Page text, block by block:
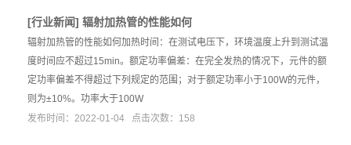
[行业新闻] 辐射加热管的性能如何
辐射加热管的性能如何加热时间：在测试电压下，环境温度上升到测试温
度时间应不超过15min。额定功率偏差：在完全发热的情况下，元件的额
定功率偏差不得超过下列规定的范围；对于额定功率小于100W的元件，
则为±10%。功率大于100W
发布时间：2022-01-04 点击次数：158